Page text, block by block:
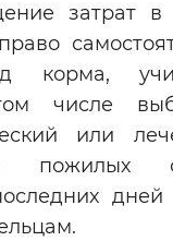
затрат в
корма,
числе
или
пожилых
дней